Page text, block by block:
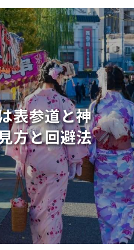
表参道と神
方と回避法